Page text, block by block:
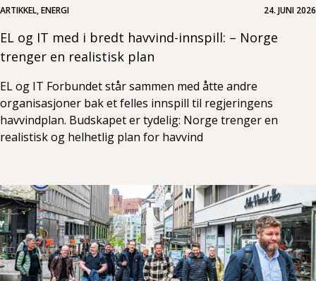
ARTIKKEL, ENERGI 24. JUNI 2026
EL og IT med i bredt havvind-innspill: – Norge
trenger en realistisk plan
EL og IT Forbundet står sammen med åtte andre
organisasjoner bak et felles innspill til regjeringens
havvindplan. Budskapet er tydelig: Norge trenger en
realistisk og helhetlig plan for havvind